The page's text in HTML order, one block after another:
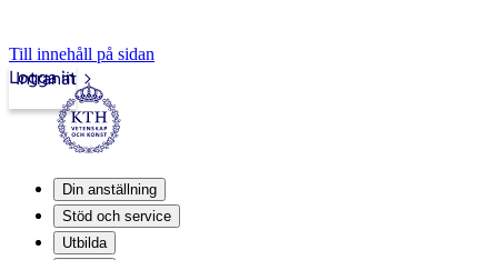
Till innehåll på sidan
Intranät
Logga in
Din anställning
Stöd och service
Utbilda